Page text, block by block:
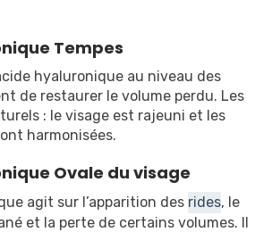
Tempes
hyaluronique au niveau des
de restaurer le volume perdu. Les
: le visage est rajeuni et les
harmonisées.
Ovale du visage
agit sur l’apparition des rides, le
et la perte de certains volumes. Il